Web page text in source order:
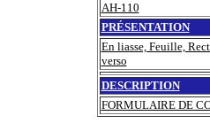
AH-110
PRÉSENTATION
En liasse, Feuille,
verso
DESCRIPTION
FORMULAIRE DE